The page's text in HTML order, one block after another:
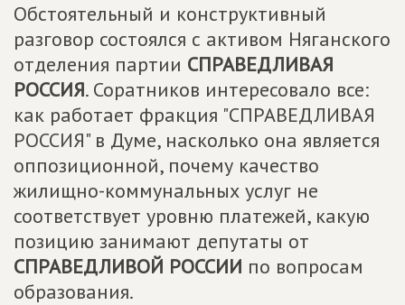
Обстоятельный и конструктивный
разговор состоялся с активом Няганского
отделения партии СПРАВЕДЛИВАЯ
РОССИЯ. Соратников интересовало все:
как работает фракция "СПРАВЕДЛИВАЯ
РОССИЯ" в Думе, насколько она является
оппозиционной, почему качество
жилищно-коммунальных услуг не
соответствует уровню платежей, какую
позицию занимают депутаты от
СПРАВЕДЛИВОЙ РОССИИ по вопросам
образования.